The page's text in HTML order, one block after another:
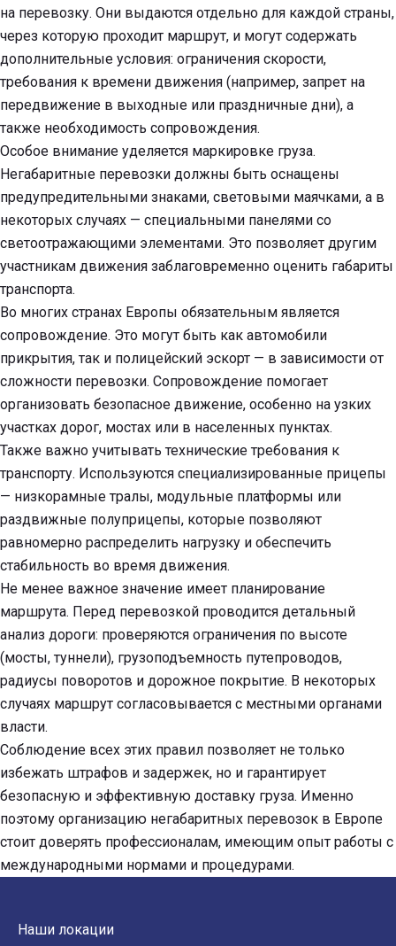
на перевозку. Они выдаются отдельно для каждой страны,
через которую проходит маршрут, и могут содержать
дополнительные условия: ограничения скорости,
требования к времени движения (например, запрет на
передвижение в выходные или праздничные дни), а
также необходимость сопровождения.
Особое внимание уделяется маркировке груза.
Негабаритные перевозки должны быть оснащены
предупредительными знаками, световыми маячками, а в
некоторых случаях — специальными панелями со
светоотражающими элементами. Это позволяет другим
участникам движения заблаговременно оценить габариты
транспорта.
Во многих странах Европы обязательным является
сопровождение. Это могут быть как автомобили
прикрытия, так и полицейский эскорт — в зависимости от
сложности перевозки. Сопровождение помогает
организовать безопасное движение, особенно на узких
участках дорог, мостах или в населенных пунктах.
Также важно учитывать технические требования к
транспорту. Используются специализированные прицепы
— низкорамные тралы, модульные платформы или
раздвижные полуприцепы, которые позволяют
равномерно распределить нагрузку и обеспечить
стабильность во время движения.
Не менее важное значение имеет планирование
маршрута. Перед перевозкой проводится детальный
анализ дороги: проверяются ограничения по высоте
(мосты, туннели), грузоподъемность путепроводов,
радиусы поворотов и дорожное покрытие. В некоторых
случаях маршрут согласовывается с местными органами
власти.
Соблюдение всех этих правил позволяет не только
избежать штрафов и задержек, но и гарантирует
безопасную и эффективную доставку груза. Именно
поэтому организацию негабаритных перевозок в Европе
стоит доверять профессионалам, имеющим опыт работы с
международными нормами и процедурами.
Наши локации